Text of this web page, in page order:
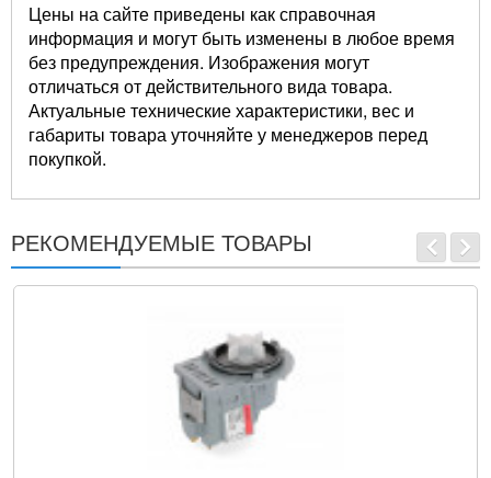
Цены на сайте приведены как справочная
информация и могут быть изменены в любое время
без предупреждения. Изображения могут
отличаться от действительного вида товара.
Актуальные технические характеристики, вес и
габариты товара уточняйте у менеджеров перед
покупкой.
РЕКОМЕНДУЕМЫЕ ТОВАРЫ